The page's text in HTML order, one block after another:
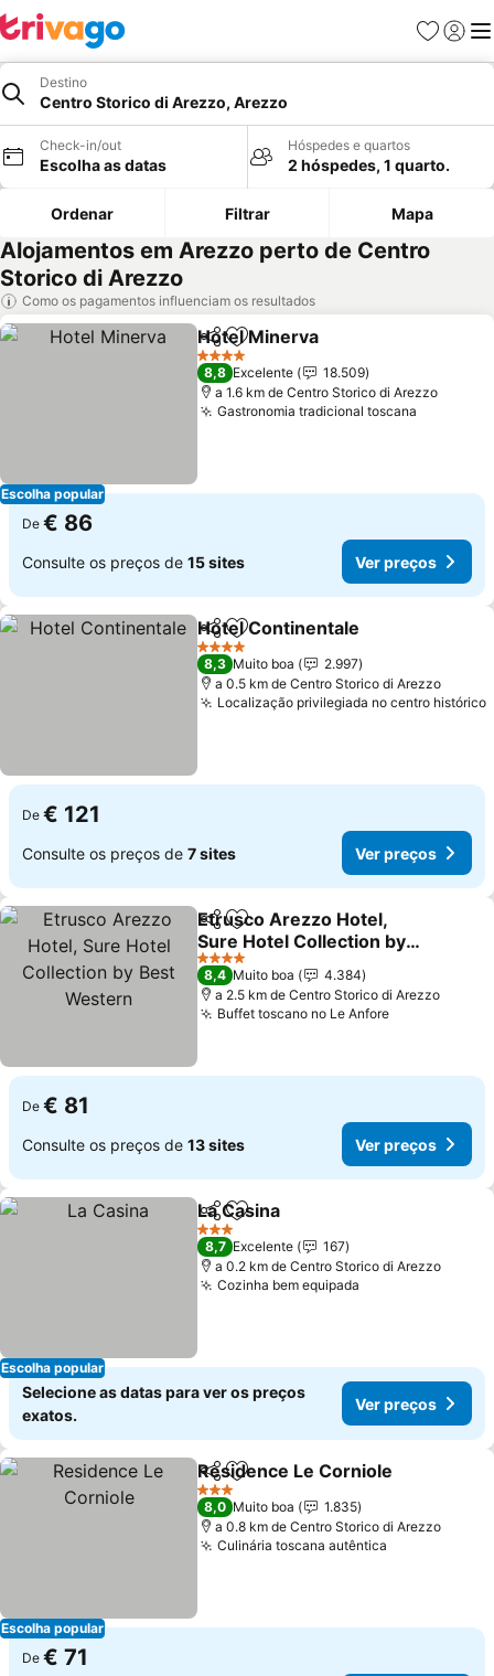
Favoritos
Iniciar
Destino
Centro Storico di Arezzo, Arezzo
Check-in/out
Escolha as datas
Hóspedes e quartos
2 hóspedes, 1 quarto.
Ordenar Filtrar Mapa
Alojamentos em Arezzo perto de Centro
Storico di Arezzo
Como os pagamentos influenciam os resultados
Escolha popular
PartilharAdicionar aos favoritos
Hotel Minerva
4 Estrelas
8,8 Excelente
18.509
a 1.6 km de Centro Storico di Arezzo
Gastronomia tradicional toscana
De € 86
Consulte os preços de 15 sites Ver preços
PartilharAdicionar aos favoritos
Hotel Continentale
4 Estrelas
8,3 Muito boa
2.997
a 0.5 km de Centro Storico di Arezzo
Localização privilegiada no centro histórico
De € 121
Consulte os preços de 7 sites Ver preços
PartilharAdicionar aos favoritos
Etrusco Arezzo Hotel,
Sure Hotel Collection by
Best Western
4 Estrelas
8,4 Muito boa
4.384
a 2.5 km de Centro Storico di Arezzo
Buffet toscano no Le Anfore
De € 81
Consulte os preços de 13 sites Ver preços
Escolha popular
PartilharAdicionar aos favoritos
La Casina
3 Estrelas
8,7 Excelente
167
a 0.2 km de Centro Storico di Arezzo
Cozinha bem equipada
Selecione as datas para ver os preços
exatos.
Ver preços
Escolha popular
PartilharAdicionar aos favoritos
Residence Le Corniole
3 Estrelas
8,0 Muito boa
1.835
a 0.8 km de Centro Storico di Arezzo
Culinária toscana autêntica
De € 71